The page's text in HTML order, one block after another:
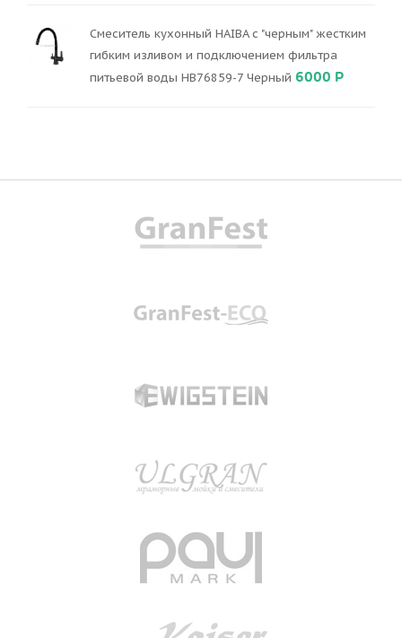
Смеситель кухонный HAIBA с "черным" жестким
гибким изливом и подключением фильтра
питьевой воды HB76859-7 Черный 6000 Р